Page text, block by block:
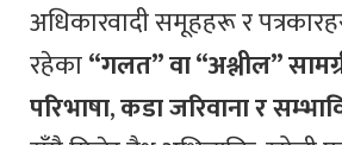
अधिकारवादी समूहहरू र
रहेका“गलत” वा “अश्लील”
परिभाषा,कडा जरिवाना र